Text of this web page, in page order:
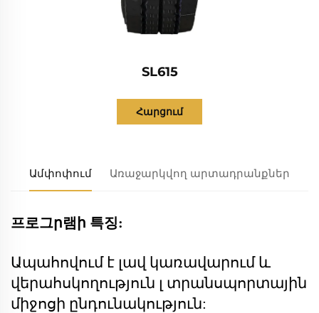
SL615
Հարցում
Ամփոփում Առաջարկվող արտադրանքներ
프로그ր램ի 특징:
Ապահովում է լավ կառավարում և
վերահսկողություն լ տրանսպորտային
միջոցի ընդունակություն: